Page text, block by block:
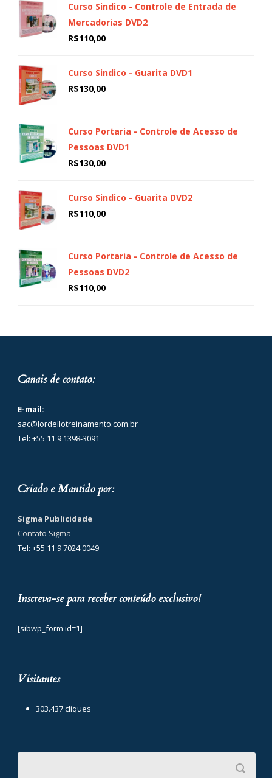
Curso Sindico - Controle de Entrada de
Mercadorias DVD2
R$110,00
Curso Sindico - Guarita DVD1
R$130,00
Curso Portaria - Controle de Acesso de
Pessoas DVD1
R$130,00
Curso Sindico - Guarita DVD2
R$110,00
Curso Portaria - Controle de Acesso de
Pessoas DVD2
R$110,00
Canais de contato:
E-mail:
sac@lordellotreinamento.com.br
Tel: +55 11 9 1398-3091
Criado e Mantido por:
Sigma Publicidade
Contato Sigma
Tel: +55 11 9 7024 0049
Inscreva-se para receber conteúdo exclusivo!
[sibwp_form id=1]
Visitantes
303.437 cliques